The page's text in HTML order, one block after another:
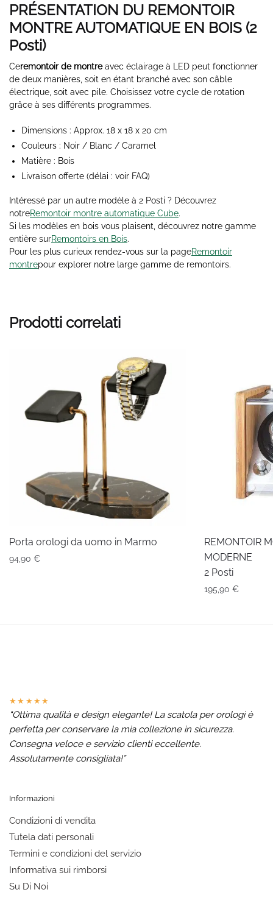
PRÉSENTATION DU REMONTOIR
MONTRE AUTOMATIQUE EN BOIS (2
Posti)
Ceremontoir de montreavec éclairage à LED peut fonctionner
de deux manières, soit en étant branché avec son câble
électrique, soit avec pile. Choisissez votre cycle de rotation
grâce à ses différents programmes.
Dimensions : Approx. 18 x 18 x 20 cm
Couleurs : Noir / Blanc / Caramel
Matière : Bois
Livraison offerte (délai : voir FAQ)
Intéressé par un autre modèle à 2 Posti ? Découvrez
notreRemontoir montre automatique Cube.
Si les modèles en bois vous plaisent, découvrez notre gamme
entière surRemontoirs en Bois.
Pour les plus curieux rendez-vous sur la pageRemontoir
montrepour explorer notre large gamme de remontoirs.
Prodotti correlati
Porta orologi da uomo in Marmo
94,90 €
REMONTOIR
MODERNE
2 Posti
195,90 €
★★★★★
“Ottima qualità e design elegante! La scatola per orologi è
perfetta per conservare la mia collezione in sicurezza.
Consegna veloce e servizio clienti eccellente.
Assolutamente consigliata!”
Informazioni
Condizioni di vendita
Tutela dati personali
Termini e condizioni del servizio
Informativa sui rimborsi
Su Di Noi